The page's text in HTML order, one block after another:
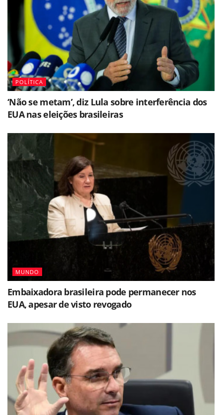
POLÍTICA
‘Não se metam’, diz Lula sobre interferência dos
EUA nas eleições brasileiras
MUNDO
Embaixadora brasileira pode permanecer nos
EUA, apesar de visto revogado